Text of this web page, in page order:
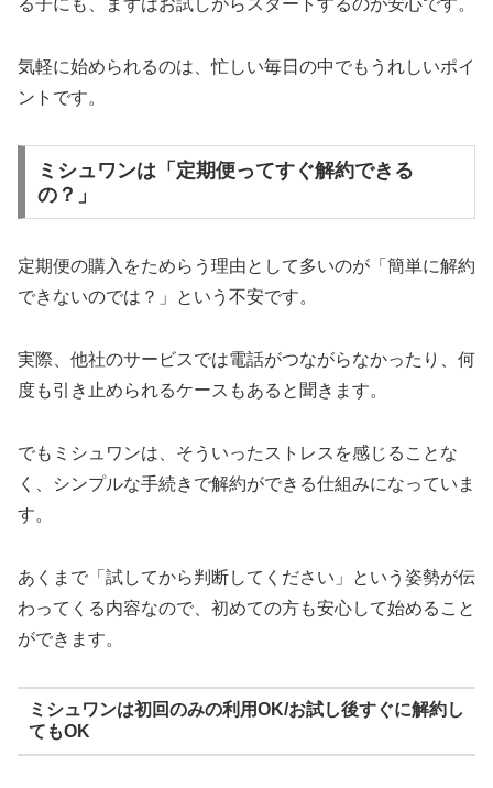
る子にも、まずはお試しからスタートするのが安心です。
気軽に始められるのは、忙しい毎日の中でもうれしいポイ
ントです。
ミシュワンは「定期便ってすぐ解約できる
の？」
定期便の購入をためらう理由として多いのが「簡単に解約
できないのでは？」という不安です。
実際、他社のサービスでは電話がつながらなかったり、何
度も引き止められるケースもあると聞きます。
でもミシュワンは、そういったストレスを感じることな
く、シンプルな手続きで解約ができる仕組みになっていま
す。
あくまで「試してから判断してください」という姿勢が伝
わってくる内容なので、初めての方も安心して始めること
ができます。
ミシュワンは初回のみの利用OK/お試し後すぐに解約し
てもOK